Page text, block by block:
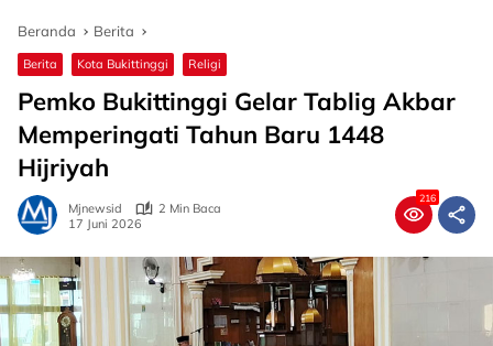
Beranda Berita
Berita Kota Bukittinggi Religi
Pemko Bukittinggi Gelar Tablig Akbar
Memperingati Tahun Baru 1448
Hijriyah
Mjnewsid
2 Min Baca
17 Juni 2026
216